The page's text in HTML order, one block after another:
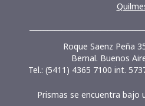
Roque Saenz Peña
Bernal. Buenos
Tel.: (5411) 4365 7100 int.
Prismas se encuentra bajo